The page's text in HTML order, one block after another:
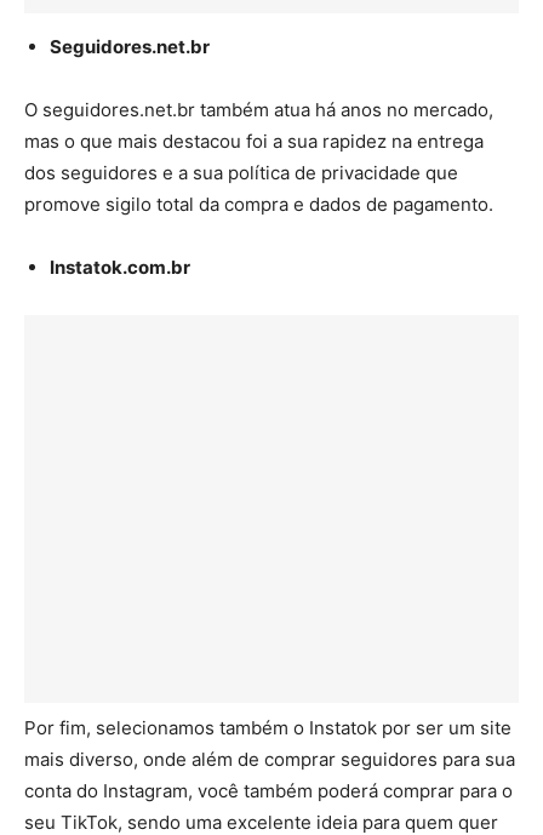
Seguidores.net.br
O seguidores.net.br também atua há anos no mercado,
mas o que mais destacou foi a sua rapidez na entrega
dos seguidores e a sua política de privacidade que
promove sigilo total da compra e dados de pagamento.
Instatok.com.br
Por fim, selecionamos também o Instatok por ser um site
mais diverso, onde além de comprar seguidores para sua
conta do Instagram, você também poderá comprar para o
seu TikTok, sendo uma excelente ideia para quem quer